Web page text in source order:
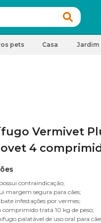
pets Casa Jardim
Vermivet
4
contraindicação;
margem segura para cães;
infestações por vermes;
comprimido trata 10 kg de peso;
palatável de uso oral para